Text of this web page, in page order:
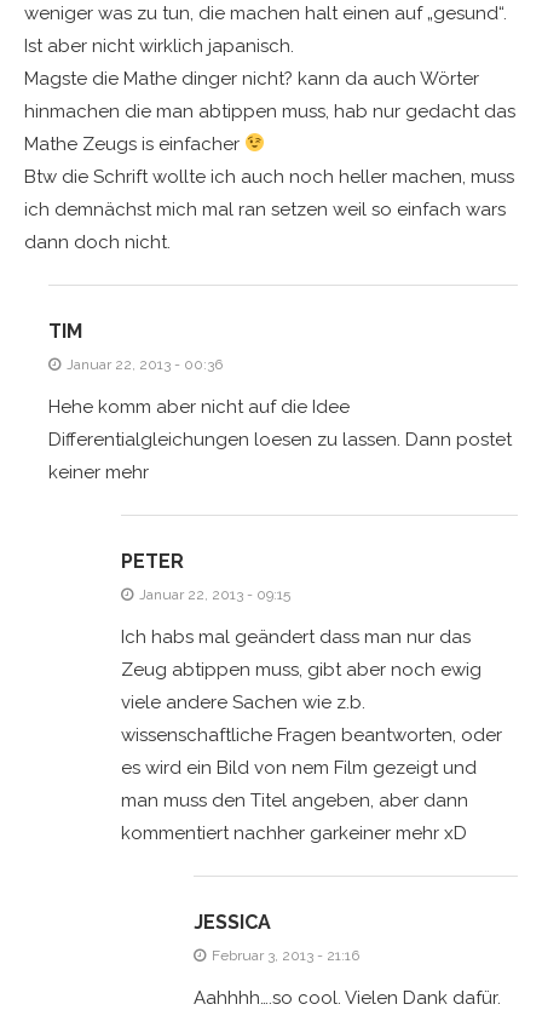
weniger was zu tun, die machen halt einen auf „gesund“.
Ist aber nicht wirklich japanisch.
Magste die Mathe dinger nicht? kann da auch Wörter
hinmachen die man abtippen muss, hab nur gedacht das
Mathe Zeugs is einfacher
Btw die Schrift wollte ich auch noch heller machen, muss
ich demnächst mich mal ran setzen weil so einfach wars
dann doch nicht.
TIM
Januar 22, 2013 - 00:36
Hehe komm aber nicht auf die Idee
Differentialgleichungen loesen zu lassen. Dann postet
keiner mehr
PETER
Januar 22, 2013 - 09:15
Ich habs mal geändert dass man nur das
Zeug abtippen muss, gibt aber noch ewig
viele andere Sachen wie z.b.
wissenschaftliche Fragen beantworten, oder
es wird ein Bild von nem Film gezeigt und
man muss den Titel angeben, aber dann
kommentiert nachher garkeiner mehr xD
JESSICA
Februar 3, 2013 - 21:16
Aahhhh….so cool. Vielen Dank dafür.